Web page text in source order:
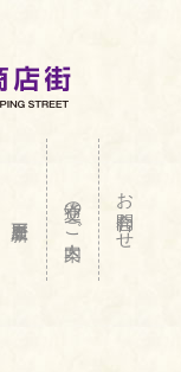
交通のご案内 お問合わせ